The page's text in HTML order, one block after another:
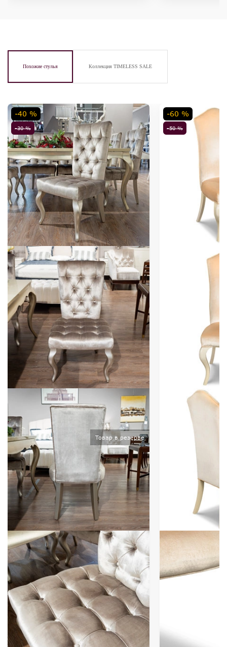
Похожие стулья Коллекция TIMELESS SALE
-30 %
-40 %
Товар в резерве
-50 %
-60 %